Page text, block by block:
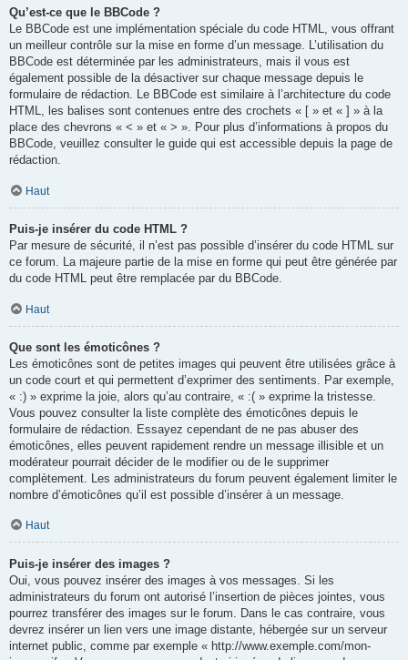
Qu’est-ce que le BBCode ?
Le BBCode est une implémentation spéciale du code HTML, vous offrant
un meilleur contrôle sur la mise en forme d’un message. L’utilisation du
BBCode est déterminée par les administrateurs, mais il vous est
également possible de la désactiver sur chaque message depuis le
formulaire de rédaction. Le BBCode est similaire à l’architecture du code
HTML, les balises sont contenues entre des crochets « [ » et « ] » à la
place des chevrons « < » et « > ». Pour plus d’informations à propos du
BBCode, veuillez consulter le guide qui est accessible depuis la page de
rédaction.
Haut
Puis-je insérer du code HTML ?
Par mesure de sécurité, il n’est pas possible d’insérer du code HTML sur
ce forum. La majeure partie de la mise en forme qui peut être générée par
du code HTML peut être remplacée par du BBCode.
Haut
Que sont les émoticônes ?
Les émoticônes sont de petites images qui peuvent être utilisées grâce à
un code court et qui permettent d’exprimer des sentiments. Par exemple,
« :) » exprime la joie, alors qu’au contraire, « :( » exprime la tristesse.
Vous pouvez consulter la liste complète des émoticônes depuis le
formulaire de rédaction. Essayez cependant de ne pas abuser des
émoticônes, elles peuvent rapidement rendre un message illisible et un
modérateur pourrait décider de le modifier ou de le supprimer
complètement. Les administrateurs du forum peuvent également limiter le
nombre d’émoticônes qu’il est possible d’insérer à un message.
Haut
Puis-je insérer des images ?
Oui, vous pouvez insérer des images à vos messages. Si les
administrateurs du forum ont autorisé l’insertion de pièces jointes, vous
pourrez transférer des images sur le forum. Dans le cas contraire, vous
devrez insérer un lien vers une image distante, hébergée sur un serveur
internet public, comme par exemple « http://www.exemple.com/mon-